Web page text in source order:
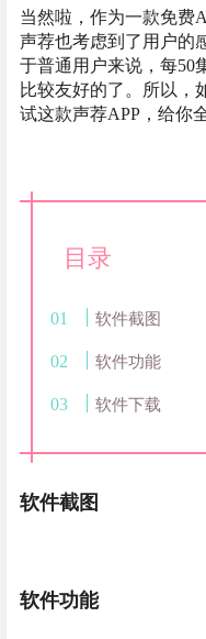
当然啦，作为一款免费
声荐也考虑到了用户的
于普通用户来说，每50
比较友好的了。所以，
试这款声荐APP，给你
目录
软件截图
软件功能
软件下载
软件截图
软件功能